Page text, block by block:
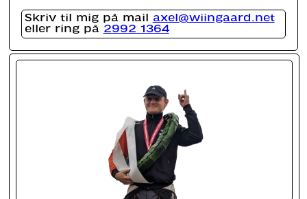
Skriv til mig på mail axel@wiingaard.net
eller ring på 2992 1364